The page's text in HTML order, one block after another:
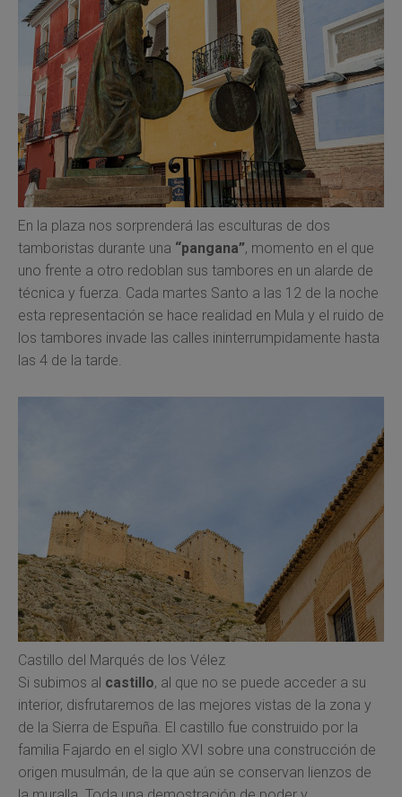
En la plaza nos sorprenderá las esculturas de dos
tamboristas durante una “pangana”, momento en el que
uno frente a otro redoblan sus tambores en un alarde de
técnica y fuerza. Cada martes Santo a las 12 de la noche
esta representación se hace realidad en Mula y el ruido de
los tambores invade las calles ininterrumpidamente hasta
las 4 de la tarde.
Castillo del Marqués de los Vélez
Si subimos al castillo, al que no se puede acceder a su
interior, disfrutaremos de las mejores vistas de la zona y
de la Sierra de Espuña. El castillo fue construido por la
familia Fajardo en el siglo XVI sobre una construcción de
origen musulmán, de la que aún se conservan lienzos de